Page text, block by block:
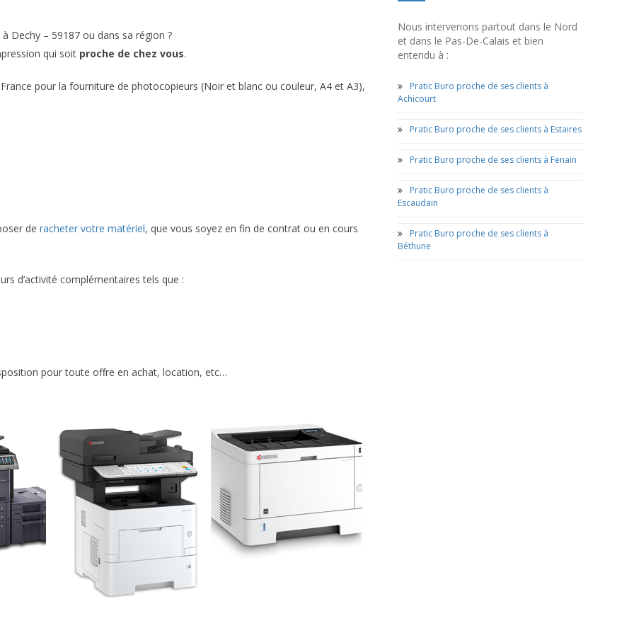
Dechy – 59187 ou dans sa région ?
qui soit proche de chez vous.
pour la fourniture de photocopieurs (Noir et blanc ou couleur, A4 et A3),
de racheter votre matériel, que vous soyez en fin de contrat ou en cours
d’activité complémentaires tels que :
pour toute offre en achat, location, etc…
Nous intervenons partout dans le Nord
et dans le Pas-De-Calais et bien
entendu à :
Pratic Buro proche de ses clients à
Achicourt
Pratic Buro proche de ses clients à Estaires
Pratic Buro proche de ses clients à Fenain
Pratic Buro proche de ses clients à
Escaudain
Pratic Buro proche de ses clients à
Béthune